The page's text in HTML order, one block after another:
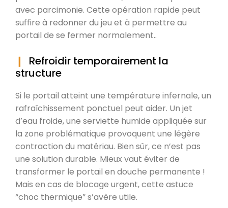
avec parcimonie. Cette opération rapide peut
suffire à redonner du jeu et à permettre au
portail de se fermer normalement..
Refroidir temporairement la
structure
Si le portail atteint une température infernale, un
rafraîchissement ponctuel peut aider. Un jet
d’eau froide, une serviette humide appliquée sur
la zone problématique provoquent une légère
contraction du matériau. Bien sûr, ce n’est pas
une solution durable. Mieux vaut éviter de
transformer le portail en douche permanente !
Mais en cas de blocage urgent, cette astuce
“choc thermique” s’avère utile.